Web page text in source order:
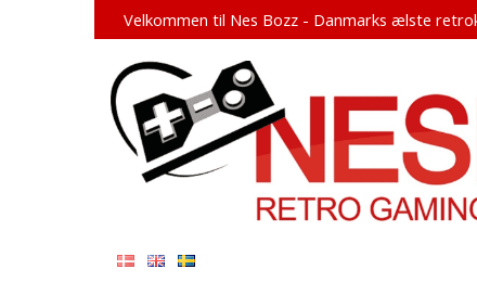
Velkommen til Nes Bozz - Danmarks ælste